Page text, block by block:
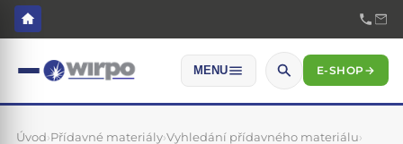
MENU E-SHOP→
Úvod›Přídavné materiály›Vyhledání přídavného materiálu›